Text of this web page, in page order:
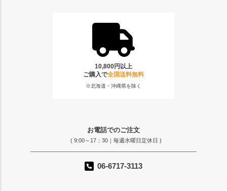
10,800円以上
ご購入で全国送料無料
※北海道・沖縄県を除く
お電話でのご注文
( 9:00～17：30｜毎週水曜日定休日 )
06-6717-3113